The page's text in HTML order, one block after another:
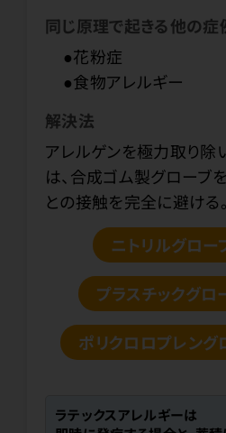
同じ原理で起きる他の症
●花粉症
●食物アレルギー
解決法
アレルゲンを極力取り除
は、合成ゴム製グローブ
との接触を完全に避ける。
ニトリルグロー
プラスチックグロ
ポリクロロプレング
ラテックスアレルギーは